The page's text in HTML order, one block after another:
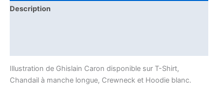
Description
Illustration de Ghislain Caron disponible sur T-Shirt,
Chandail à manche longue, Crewneck et Hoodie blanc.